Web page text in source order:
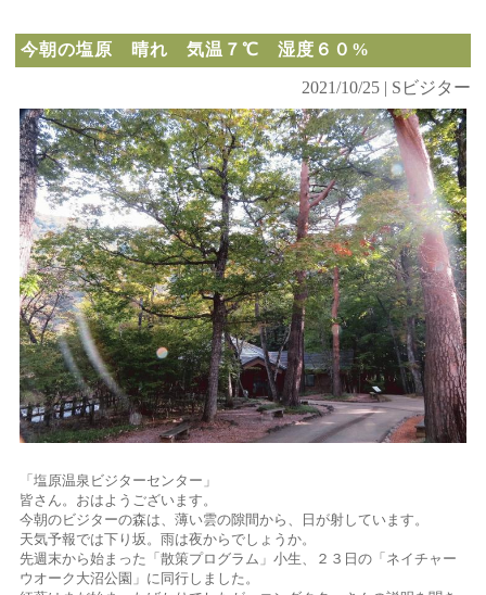
今朝の塩原 晴れ 気温７℃ 湿度６０%
2021/10/25 | Sビジター
「塩原温泉ビジターセンター」
皆さん。おはようございます。
今朝のビジターの森は、薄い雲の隙間から、日が射しています。
天気予報では下り坂。雨は夜からでしょうか。
先週末から始まった「散策プログラム」小生、２３日の「ネイチャー
ウオーク大沼公園」に同行しました。